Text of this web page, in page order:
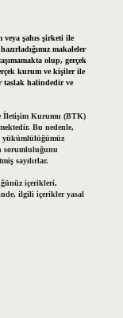
şahıs şirketi ile
makaleler
olup, gerçek
kurum ve kişiler ile
taslak halindedir ve
İletişim Kurumu (BTK)
Bu nedenle,
yükümlülüğümüz
sorumluluğunu
sayılırlar.
içerikleri,
ilgili içerikler yasal